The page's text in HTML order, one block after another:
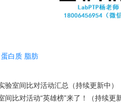
蛋白质 脂肪
验室间比对活动汇总（持续更新中）
间比对活动“英雄榜”来了！（持续更